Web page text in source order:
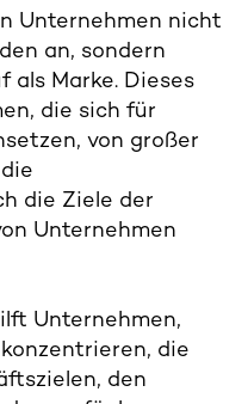
Unternehmen nicht
an, sondern
als Marke. Dieses
die sich für
von großer
die Ziele der
Unternehmen
Unternehmen,
die
den